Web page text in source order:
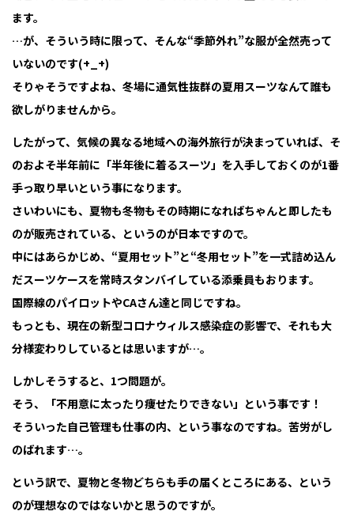
ます。
…が、そういう時に限って、そんな“季節外れ”な服が全然売って
いないのです(+_+)
そりゃそうですよね、冬場に通気性抜群の夏用スーツなんて誰も
欲しがりませんから。
したがって、気候の異なる地域への海外旅行が決まっていれば、そ
のおよそ半年前に「半年後に着るスーツ」を入手しておくのが1番
手っ取り早いという事になります。
さいわいにも、夏物も冬物もその時期になればちゃんと即したも
のが販売されている、というのが日本ですので。
中にはあらかじめ、“夏用セット”と“冬用セット”を一式詰め込ん
だスーツケースを常時スタンバイしている添乗員もおります。
国際線のパイロットやCAさん達と同じですね。
もっとも、現在の新型コロナウィルス感染症の影響で、それも大
分様変わりしているとは思いますが…。
しかしそうすると、1つ問題が。
そう、「不用意に太ったり痩せたりできない」という事です！
そういった自己管理も仕事の内、という事なのですね。苦労がし
のばれます…。
という訳で、夏物と冬物どちらも手の届くところにある、という
のが理想なのではないかと思うのですが。